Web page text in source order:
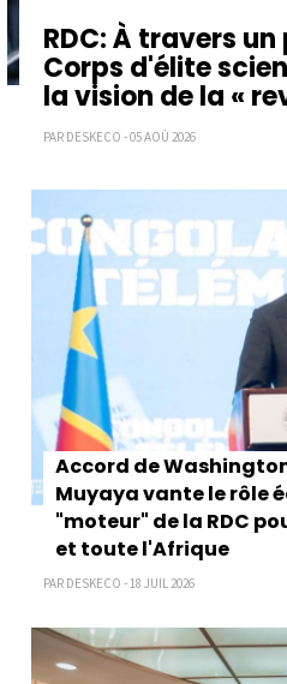
RDC: À travers
Corps d'élite
la vision de la «
PAR DESKECO - 05 AOÛ 2026
Accord de
Muyaya vante le rôle
"moteur" de la RDC
et toute l'Afrique
PAR DESKECO - 18 JUIL 2026